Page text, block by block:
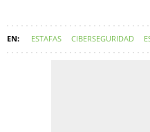
ESTAFAS CIBERSEGURIDAD